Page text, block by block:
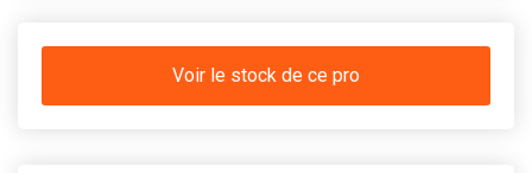
Voir le stock de ce pro